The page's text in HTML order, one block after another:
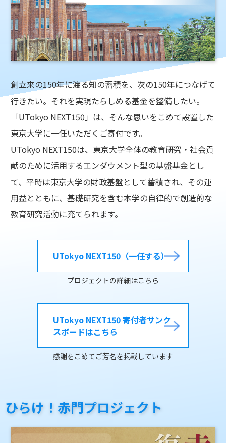
創立来の150年に渡る知の蓄積を、次の150年につなげて
行きたい。それを実現たらしめる基金を整備したい。
「UTokyo NEXT150」は、そんな思いをこめて設置した
東京大学に一任いただくご寄付です。
UTokyo NEXT150は、東京大学全体の教育研究・社会貢
献のために活用するエンダウメント型の基盤基金とし
て、平時は東京大学の財政基盤として蓄積され、その運
用益とともに、基礎研究を含む本学の自律的で創造的な
教育研究活動に充てられます。
UTokyo NEXT150（一任する）
プロジェクトの詳細はこちら
UTokyo NEXT150 寄付者サンク
スボードはこちら
感謝をこめてご芳名を掲載しています
ひらけ！赤門プロジェクト